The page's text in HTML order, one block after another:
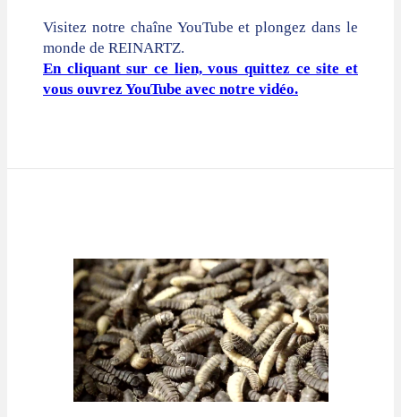
Visitez notre chaîne YouTube et plongez dans le
monde de REINARTZ.
En cliquant sur ce lien, vous quittez ce site et
vous ouvrez YouTube avec notre vidéo.